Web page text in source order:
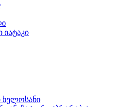
ხელოსანი